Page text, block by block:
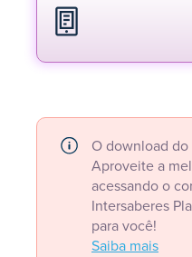
O download
Aproveite a
acessando o
Intersaberes
para você!
Saiba mais